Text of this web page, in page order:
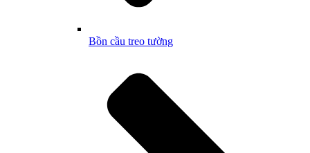
Bồn cầu treo tường